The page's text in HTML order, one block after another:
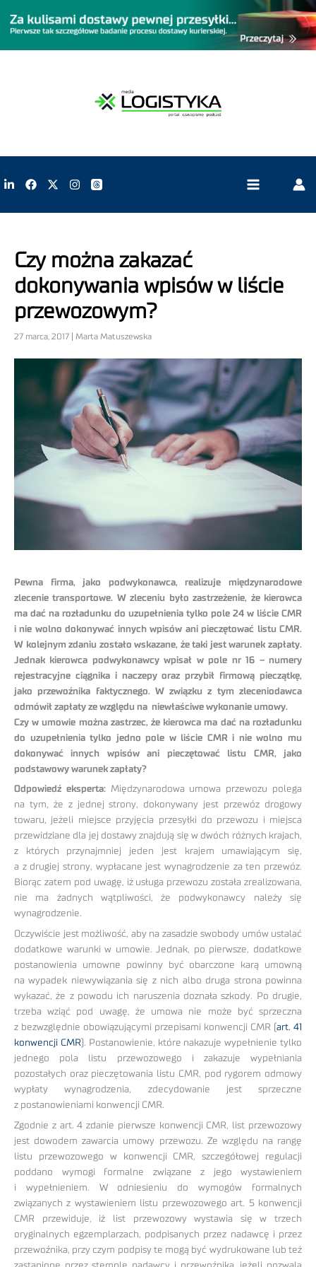
Czy można zakazać
dokonywania wpisów w liście
przewozowym?
27 marca, 2017 | Marta Matuszewska
Pewna firma, jako podwykonawca, realizuje międzynarodowe
zlecenie transportowe. W zleceniu było zastrzeżenie, że kierowca
ma dać na rozładunku do uzupełnienia tylko pole 24 w liście CMR
i nie wolno dokonywać innych wpisów ani pieczętować listu CMR.
W kolejnym zdaniu zostało wskazane, że taki jest warunek zapłaty.
Jednak kierowca podwykonawcy wpisał w pole nr 16 – numery
rejestracyjne ciągnika i naczepy oraz przybił firmową pieczątkę,
jako przewoźnika faktycznego. W związku z tym zleceniodawca
odmówił zapłaty ze względu na niewłaściwe wykonanie umowy.
Czy w umowie można zastrzec, że kierowca ma dać na rozładunku
do uzupełnienia tylko jedno pole w liście CMR i nie wolno mu
dokonywać innych wpisów ani pieczętować listu CMR, jako
podstawowy warunek zapłaty?
Odpowiedź eksperta: Międzynarodowa umowa przewozu polega
na tym, że z jednej strony, dokonywany jest przewóz drogowy
towaru, jeżeli miejsce przyjęcia przesyłki do przewozu i miejsca
przewidziane dla jej dostawy znajdują się w dwóch różnych krajach,
z których przynajmniej jeden jest krajem umawiającym się,
a z drugiej strony, wypłacane jest wynagrodzenie za ten przewóz.
Biorąc zatem pod uwagę, iż usługa przewozu została zrealizowana,
nie ma żadnych wątpliwości, że podwykonawcy należy się
wynagrodzenie.
Oczywiście jest możliwość, aby na zasadzie swobody umów ustalać
dodatkowe warunki w umowie. Jednak, po pierwsze, dodatkowe
postanowienia umowne powinny być obarczone karą umowną
na wypadek niewywiązania się z nich albo druga strona powinna
wykazać, że z powodu ich naruszenia doznała szkody. Po drugie,
trzeba wziąć pod uwagę, że umowa nie może być sprzeczna
z bezwzględnie obowiązującymi przepisami konwencji CMR ( art. 41
konwencji CMR). Postanowienie, które nakazuje wypełnienie tylko
jednego pola listu przewozowego i zakazuje wypełniania
pozostałych oraz pieczętowania listu CMR, pod rygorem odmowy
wypłaty wynagrodzenia, zdecydowanie jest sprzeczne
z postanowieniami konwencji CMR.
Zgodnie z art. 4 zdanie pierwsze konwencji CMR, list przewozowy
jest dowodem zawarcia umowy przewozu. Ze względu na rangę
listu przewozowego w konwencji CMR, szczegółowej regulacji
poddano wymogi formalne związane z jego wystawieniem
i wypełnieniem. W odniesieniu do wymogów formalnych
związanych z wystawieniem listu przewozowego art. 5 konwencji
CMR przewiduje, iż list przewozowy wystawia się w trzech
oryginalnych egzemplarzach, podpisanych przez nadawcę i przez
przewoźnika, przy czym podpisy te mogą być wydrukowane lub też